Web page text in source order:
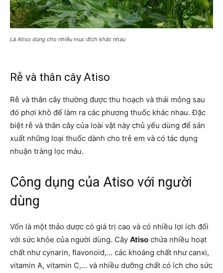
Lá Atiso dùng cho nhiều mục đích khác nhau
Rễ và thân cây Atiso
Rễ và thân cây thường được thu hoạch và thái mỏng sau
đó phơi khô để làm ra các phương thuốc khác nhau. Đặc
biệt rễ và thân cây của loài vật này chủ yếu dùng để sản
xuất những loại thuốc dành cho trẻ em và có tác dụng
nhuận tràng lọc máu.
Công dụng của Atiso với người
dùng
Vốn là một thảo dược có giá trị cao và có nhiều lợi ích đối
với sức khỏe của người dùng. Cây Atiso chứa nhiều hoạt
chất như cynarin, flavonoid,… các khoáng chất như canxi,
vitamin A, vitamin C,… và nhiều dưỡng chất có ích cho sức